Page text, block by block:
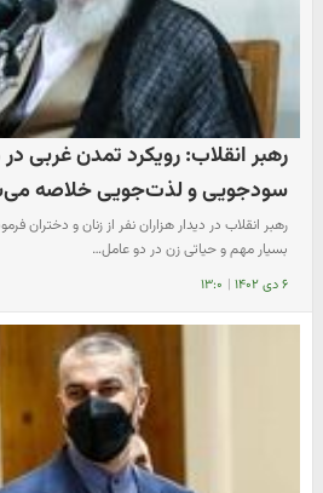
رهبر انقلاب: رویکرد تمدن غربی
سودجویی و لذت‌جویی خلاصه
رهبر انقلاب در دیدار هزاران نفر از زنان و دختران
بسیار مهم و حیاتی زن در دو عامل…
۶ دی ۱۴۰۲ | ۱۳:۰